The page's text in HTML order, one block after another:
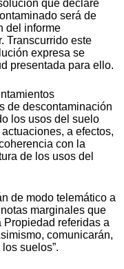
que declare
será de
del informe
Transcurrido este
expresa se
presentada para ello.
de descontaminación
los usos del suelo
a efectos,
con la
de los usos del
de modo telemático a
marginales que
referidas a
comunicarán,
suelos”.